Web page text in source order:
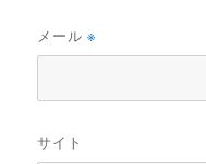
メール※
サイト